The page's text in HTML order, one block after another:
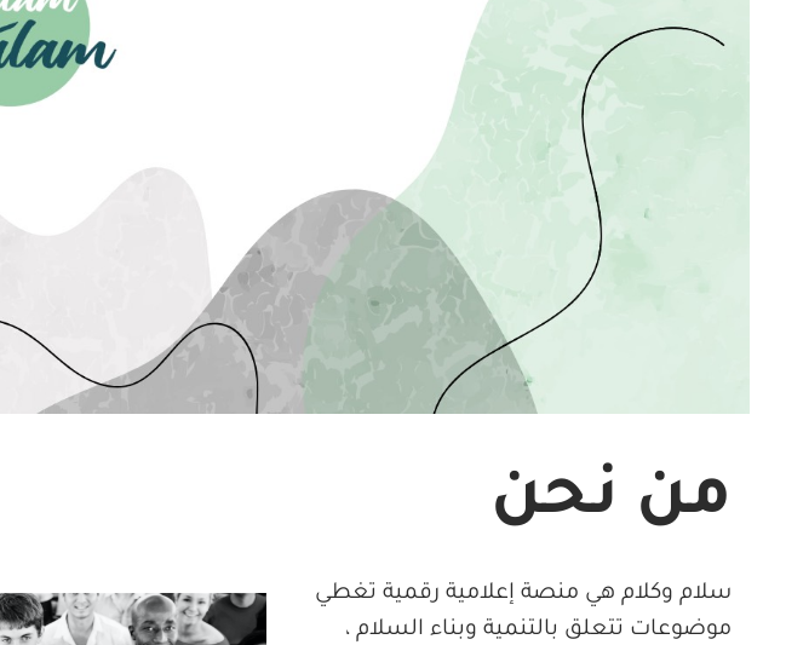
من نحن
سلام وكلام هي منصة إعلامية رقمية تغطي
موضوعات تتعلق بالتنمية وبناء السلام ،